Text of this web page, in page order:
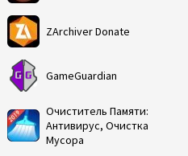
ZArchiver Donate
GameGuardian
Очиститель Памяти:
Антивирус, Очистка
Мусора